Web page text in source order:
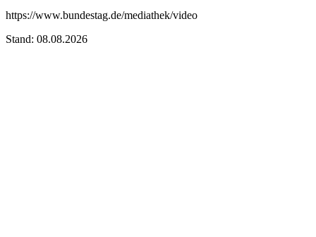
https://www.bundestag.de/mediathek/video
Stand: 08.08.2026